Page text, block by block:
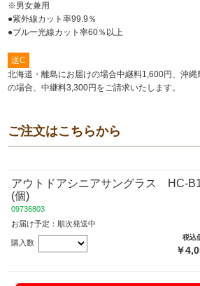
※男女兼用
●紫外線カット率99.9％
●ブルー光線カット率60％以上
送C
北海道・離島にお届けの場合中継料1,600円、沖
の場合、中継料3,300円をご請求いたします。
ご注文はこちらから
アウトドアシニアサングラス HC-
(個)
09736803
お届け予定：順次発送中
購入数
税込
￥